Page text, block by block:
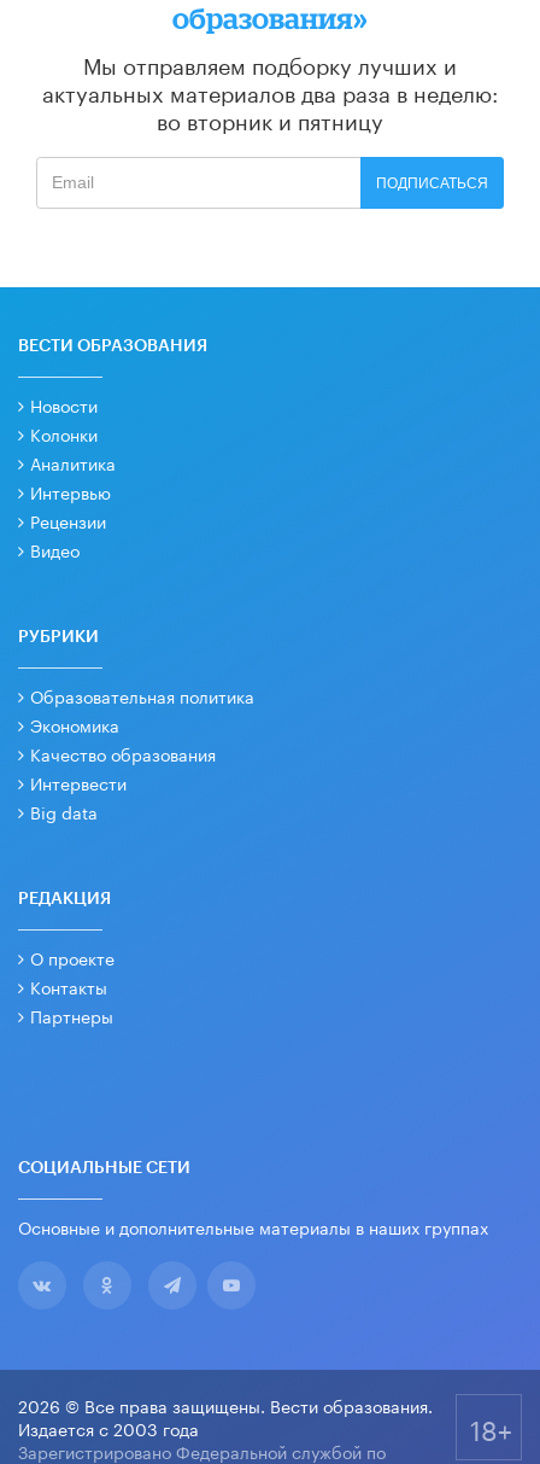
образования»
Мы отправляем подборку лучших и
актуальных материалов два раза в неделю:
во вторник и пятницу
ПОДПИСАТЬСЯ
ВЕСТИ ОБРАЗОВАНИЯ
Новости
Колонки
Аналитика
Интервью
Рецензии
Видео
РУБРИКИ
Образовательная политика
Экономика
Качество образования
Интервести
Big data
РЕДАКЦИЯ
О проекте
Контакты
Партнеры
СОЦИАЛЬНЫЕ СЕТИ
Основные и дополнительные материалы в наших группах
2026 © Все права защищены. Вести образования.
Издается с 2003 года
Зарегистрировано Федеральной службой по
18+